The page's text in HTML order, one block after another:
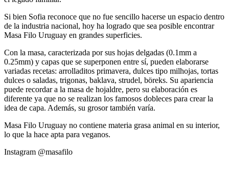
Si bien Sofia reconoce que no fue sencillo hacerse un espacio dentro
de la industria nacional, hoy ha logrado que sea posible encontrar
Masa Filo Uruguay en grandes superficies.
Con la masa, caracterizada por sus hojas delgadas (0.1mm a
0.25mm) y capas que se superponen entre sí, pueden elaborarse
variadas recetas: arrolladitos primavera, dulces tipo milhojas, tortas
dulces o saladas, trigonas, baklava, strudel, böreks. Su apariencia
puede recordar a la masa de hojaldre, pero su elaboración es
diferente ya que no se realizan los famosos dobleces para crear la
idea de capa. Además, su grosor también varía.
Masa Filo Uruguay no contiene materia grasa animal en su interior,
lo que la hace apta para veganos.
Instagram @masafilo